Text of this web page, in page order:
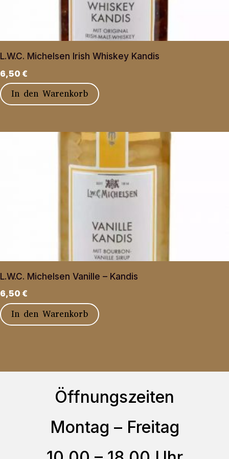
L.W.C. Michelsen Irish Whiskey Kandis
6,50 €
In den Warenkorb
L.W.C. Michelsen Vanille – Kandis
6,50 €
In den Warenkorb
Öffnungszeiten
Montag – Freitag